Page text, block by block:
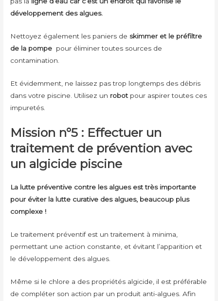
développement des algues.
Nettoyez également les paniers de skimmer et le préfiltre
de la pompe pour éliminer toutes sources de
contamination.
Et évidemment, ne laissez pas trop longtemps des débris
dans votre piscine. Utilisez un robot pour aspirer toutes ces
impuretés.
Mission n°5 : Effectuer un
traitement de prévention avec
un algicide piscine
La lutte préventive contre les algues est très importante
pour éviter la lutte curative des algues, beaucoup plus
complexe !
Le traitement préventif est un traitement à minima,
permettant une action constante, et évitant l’apparition et
le développement des algues.
Même si le chlore a des propriétés algicide, il est préférable
de compléter son action par un produit anti-algues. Afin